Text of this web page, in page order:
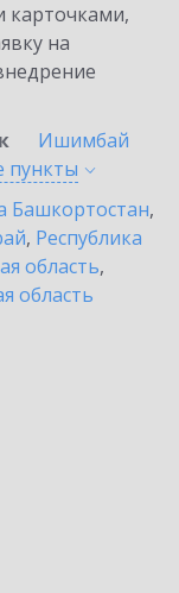
на
Ишимбай
пункты
Башкортостан,
, Республика
область,
область